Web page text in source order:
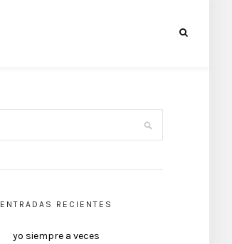
ENTRADAS RECIENTES
yo siempre a veces